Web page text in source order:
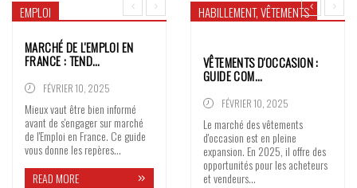
EMPLOI
MARCHÉ DE L'EMPLOI EN
FRANCE : TEND…
FÉVRIER 10, 2025
Mieux vaut être bien informé
avant de s'engager sur marché
de l'Emploi en France. Ce guide
vous donne les repères...
READ MORE
HABILLEMENT, VÊTEMENTS
VÊTEMENTS D'OCCASION :
GUIDE COM…
FÉVRIER 10, 2025
Le marché des vêtements
d'occasion est en pleine
expansion. En 2025, il offre des
opportunités pour les acheteurs
et vendeurs...